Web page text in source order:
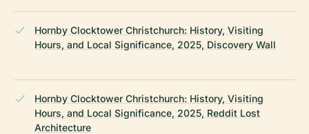
Hornby Clocktower Christchurch: History, Visiting
Hours, and Local Significance, 2025, Discovery Wall
Hornby Clocktower Christchurch: History, Visiting
Hours, and Local Significance, 2025, Reddit Lost
Architecture